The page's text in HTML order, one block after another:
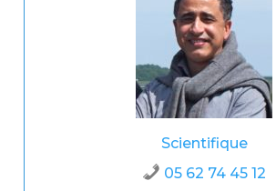
Scientifique
05 62 74 45 12